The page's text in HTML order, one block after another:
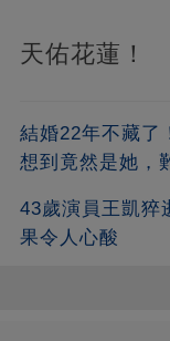
天佑花蓮！
結婚22年不藏了
想到竟然是她，
43歲演員王凱猝
果令人心酸